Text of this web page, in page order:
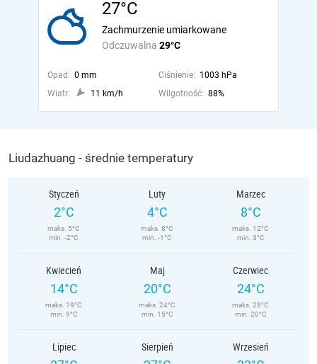
27°C
Odczuwalna 29°C
Zachmurzenie umiarkowane
Opad: 0 mm Ciśnienie: 1003 hPa
Wiatr:
11 km/h Wilgotność: 88%
Liudazhuang - średnie temperatury
Styczeń
2°C
maks. 5°C
min. -2°C
Luty
4°C
maks. 8°C
min. -1°C
Marzec
8°C
maks. 12°C
min. 3°C
Kwiecień
14°C
maks. 19°C
min. 9°C
Maj
20°C
maks. 24°C
min. 15°C
Czerwiec
24°C
maks. 28°C
min. 20°C
Lipiec Sierpień Wrzesień